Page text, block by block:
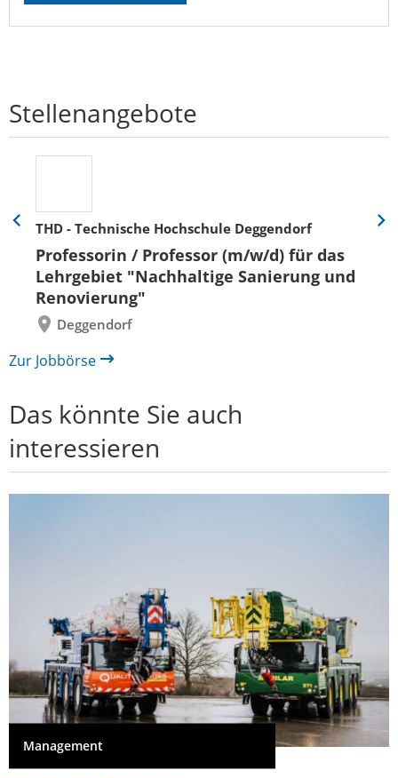
Stellenangebote
THD - Technische Hochschule Deggendorf
Professorin / Professor (m/w/d) für das
Lehrgebiet "Nachhaltige Sanierung und
Renovierung"
Deggendorf
Eine
zurück
Eine
Zur Jobbörse
Das könnte Sie auch
interessieren
Management